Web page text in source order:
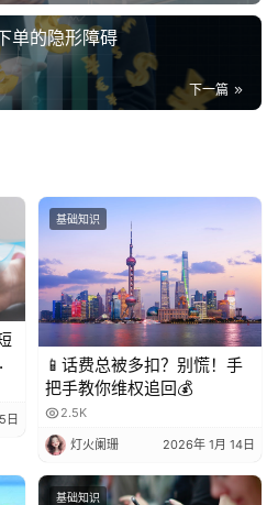
单的隐形障碍
下一篇
日
基础知识
📱话费总被多扣？别慌！手
把手教你维权追回💰
2.5K
灯火阑珊 2026年 1月 14日
基础知识